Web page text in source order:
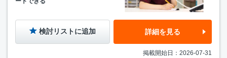
検討リストに追加 詳細を見る
掲載開始日：2026-07-31